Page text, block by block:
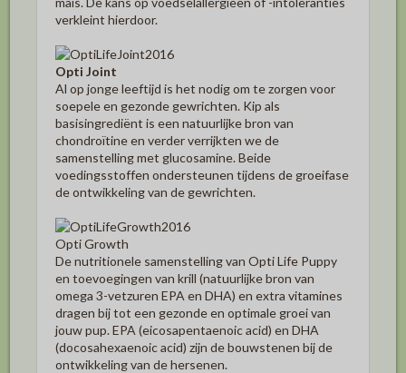
verkleint hierdoor.
Opti Joint
Al op jonge leeftijd is het nodig om te zorgen voor
soepele en gezonde gewrichten. Kip als
basisingrediënt is een natuurlijke bron van
chondroïtine en verder verrijkten we de
samenstelling met glucosamine. Beide
voedingsstoffen ondersteunen tijdens de groeifase
de ontwikkeling van de gewrichten.
Opti Growth
De nutritionele samenstelling van Opti Life Puppy
en toevoegingen van krill (natuurlijke bron van
omega 3-vetzuren EPA en DHA) en extra vitamines
dragen bij tot een gezonde en optimale groei van
jouw pup. EPA (eicosapentaenoic acid) en DHA
(docosahexaenoic acid) zijn de bouwstenen bij de
ontwikkeling van de hersenen.